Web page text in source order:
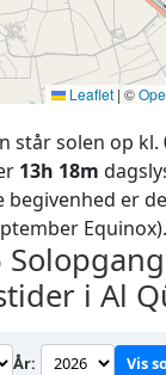
Leaflet | ©
står solen op kl.
13h 18m
begivenhed er
Equinox).
i Al
År: Vis